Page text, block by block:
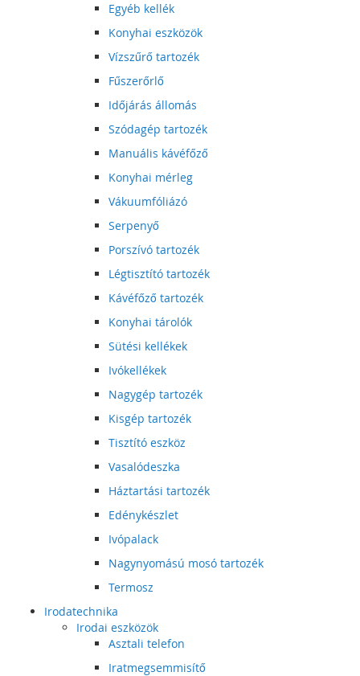
Egyéb kellék
Konyhai eszközök
Vízszűrő tartozék
Fűszerőrlő
Időjárás állomás
Szódagép tartozék
Manuális kávéfőző
Konyhai mérleg
Vákuumfóliázó
Serpenyő
Porszívó tartozék
Légtisztító tartozék
Kávéfőző tartozék
Konyhai tárolók
Sütési kellékek
Ivókellékek
Nagygép tartozék
Kisgép tartozék
Tisztító eszköz
Vasalódeszka
Háztartási tartozék
Edénykészlet
Ivópalack
Nagynyomású mosó tartozék
Termosz
Irodatechnika
Irodai eszközök
Asztali telefon
Iratmegsemmisítő